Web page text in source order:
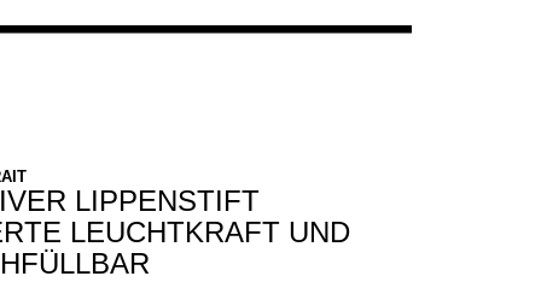
LIPPENSTIFT
LEUCHTKRAFT UND